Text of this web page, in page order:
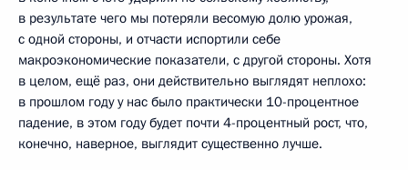
в результате чего мы потеряли весомую долю урожая,
с одной стороны, и отчасти испортили себе
макроэкономические показатели, с другой стороны. Хотя
в целом, ещё раз, они действительно выглядят неплохо:
в прошлом году у нас было практически 10-процентное
падение, в этом году будет почти 4-процентный рост, что,
конечно, наверное, выглядит существенно лучше.